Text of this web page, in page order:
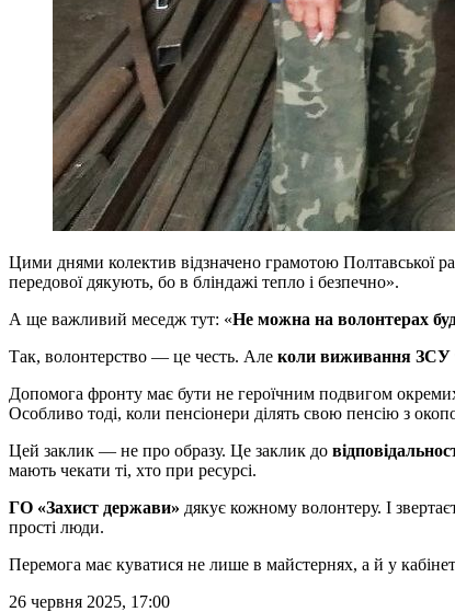
Цими днями колектив відзначено грамотою Полтавської
передової дякують, бо в бліндажі тепло і безпечно».
А ще важливий меседж тут: «Не можна на волонтерах
Так, волонтерство — це честь. Але коли виживання ЗСУ
Допомога фронту має бути не героїчним подвигом
Особливо тоді, коли пенсіонери ділять свою пенсію з
Цей заклик — не про образу. Це заклик до
мають чекати ті, хто при ресурсі.
ГО «Захист держави» дякує кожному волонтеру. І
прості люди.
Перемога має куватися не лише в майстернях, а й у
26 червня 2025, 17:00